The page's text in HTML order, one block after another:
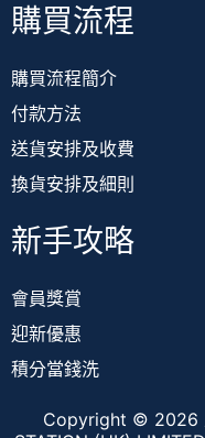
購買流程
購買流程簡介
付款方法
送貨安排及收費
換貨安排及細則
新手攻略
會員獎賞
迎新優惠
積分當錢洗
Copyright © 2026